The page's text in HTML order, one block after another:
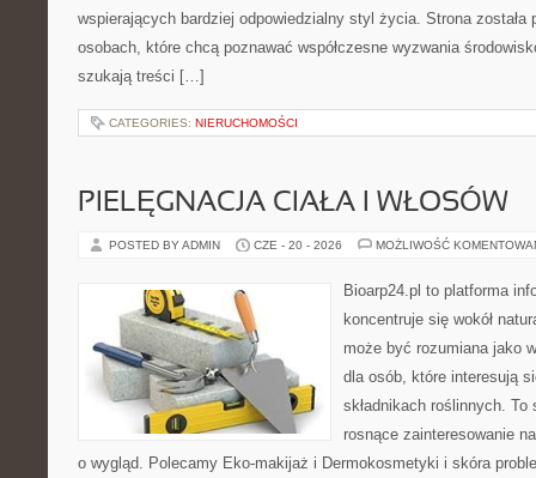
wspierających bardziej odpowiedzialny styl życia. Strona została
osobach, które chcą poznawać współczesne wyzwania
szukają treści […]
CATEGORIES: NIERUCHOMOŚCI
PIELĘGNACJA CIAŁA I WŁOSÓW
POSTED BY ADMIN CZE - 20 - 2026 MOŻLIWOŚĆ
Bioarp24.pl to platforma
koncentruje się wokół
może być rozumiana jako
dla osób, które interesują
składnikach roślinnych.
rosnące zainteresowanie
o wygląd. Polecamy Eko-makijaż i Dermokosmetyki i skóra